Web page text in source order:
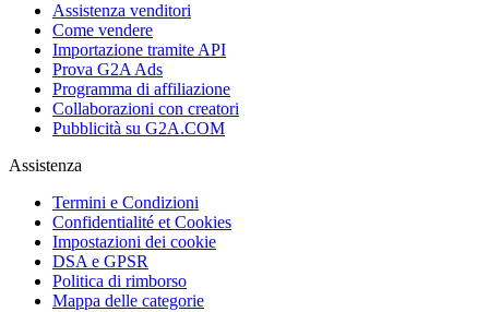
Assistenza venditori
Come vendere
Importazione tramite API
Prova G2A Ads
Programma di affiliazione
Collaborazioni con creatori
Pubblicità su G2A.COM
Assistenza
Termini e Condizioni
Confidentialité et Cookies
Impostazioni dei cookie
DSA e GPSR
Politica di rimborso
Mappa delle categorie